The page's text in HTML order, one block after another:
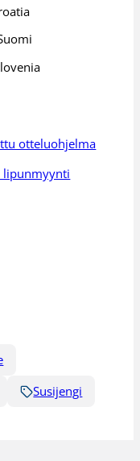
otteluohjelma
lipunmyynti
Susijengi